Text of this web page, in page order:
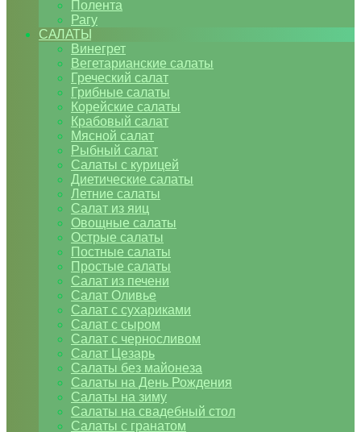
Полента
Рагу
САЛАТЫ
Винегрет
Вегетарианские салаты
Греческий салат
Грибные салаты
Корейские салаты
Крабовый салат
Мясной салат
Рыбный салат
Салаты с курицей
Диетические салаты
Летние салаты
Салат из яиц
Овощные салаты
Острые салаты
Постные салаты
Простые салаты
Салат из печени
Салат Оливье
Салат с сухариками
Салат с сыром
Салат с черносливом
Салат Цезарь
Салаты без майонеза
Салаты на День Рождения
Салаты на зиму
Салаты на свадебный стол
Салаты с гранатом